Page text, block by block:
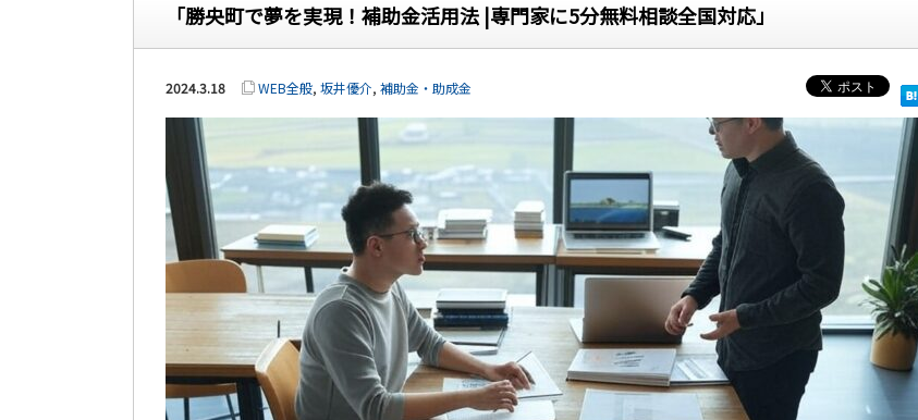
「勝央町で夢を実現！補助金活用法 |専門家に5分無料相談全国対応」
2024.3.18 WEB全般, 坂井優介, 補助金・助成金